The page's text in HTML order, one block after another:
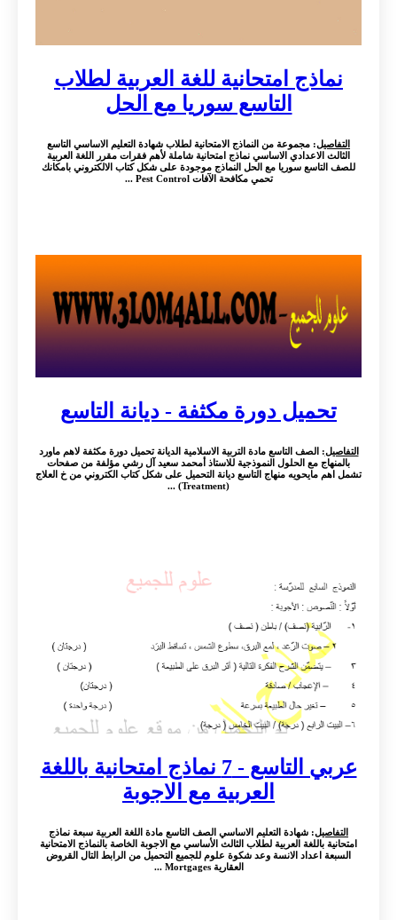
نماذج امتحانية للغة العربية لطلاب
التاسع سوريا مع الحل
التفاصيل: مجموعة من النماذج الامتحانية لطلاب شهادة التعليم الاساسي التاسع
الثالث الاعدادي الاساسي نماذج امتحانية شاملة لأهم فقرات مقرر اللغة العربية
للصف التاسع سوريا مع الحل النماذج موجودة على شكل كتاب الالكتروني بامكانك
تحمي مكافحة الآفات Pest Control ...
تحميل دورة مكثفة - ديانة التاسع
التفاصيل: الصف التاسع مادة التربية الاسلامية الديانة تحميل دورة مكثفة لاهم ماورد
بالمنهاج مع الحلول النموذجية للاستاذ أمحمد سعيد آل رشي مؤلفة من صفحات
تشمل اهم مايحويه منهاج التاسع ديانة التحميل على شكل كتاب الكتروني من خ العلاج
(Treatment) ...
عربي التاسع - 7 نماذج امتحانية باللغة
العربية مع الاجوبة
التفاصيل: شهادة التعليم الاساسي الصف التاسع مادة اللغة العربية سبعة نماذج
امتحانية باللغة العربية لطلاب الثالث الأساسي مع الاجوبة الخاصة بالنماذج الامتحانية
السبعة اعداد الانسة وعد شكوة علوم للجميع التحميل من الرابط التال القروض
العقارية Mortgages ...